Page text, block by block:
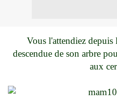
Vous l'attendiez
descendue de son arbre
aux